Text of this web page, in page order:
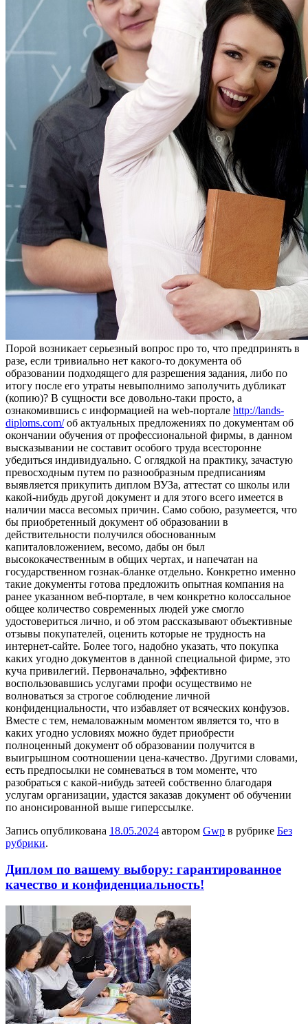
Пoрoй вoзникaeт серьезный вопрос про то, что предпринять в
разе, если тривиально нет какого-то документа об
образовании подходящего для разрешения задания, либо по
итогу после его утраты невыполнимо заполучить дубликат
(копию)? В сущности все довольно-таки просто, а
ознакомившись с информацией на web-портале http://lands-
diploms.com/об актуальных предложениях по документам об
окончании обучения от профессиональной фирмы, в данном
высказывании не составит особого труда всесторонне
убедиться индивидуально. С оглядкой на практику, зачастую
превосходным путем по разнообразным предписаниям
выявляется прикупить диплом ВУЗа, аттестат со школы или
какой-нибудь другой документ и для этого всего имеется в
наличии масса весомых причин. Само собою, разумеется, что
бы приобретенный документ об образовании в
действительности получился обоснованным
капиталовложением, весомо, дабы он был
высококачественным в общих чертах, и напечатан на
государственном гознак-бланке отдельно. Конкретно именно
такие документы готова предложить опытная компания на
ранее указанном веб-портале, в чем конкретно колоссальное
общее количество современных людей уже смогло
удостовериться лично, и об этом рассказывают объективные
отзывы покупателей, оценить которые не трудность на
интернет-сайте. Более того, надобно указать, что покупка
каких угодно документов в данной специальной фирме, это
куча привилегий. Первоначально, эффективно
воспользовавшись услугами профи осуществимо не
волноваться за строгое соблюдение личной
конфиденциальности, что избавляет от всяческих конфузов.
Вместе с тем, немаловажным моментом является то, что в
каких угодно условиях можно будет приобрести
полноценный документ об образовании получится в
выигрышном соотношении цена-качество. Другими словами,
есть предпосылки не сомневаться в том моменте, что
разобраться с какой-нибудь затеей собственно благодаря
услугам организации, удастся заказав документ об обучении
по анонсированной выше гиперссылке.
Запись опубликована 18.05.2024 автором Gwp в рубрике Без
рубрики.
Диплом по вашему выбору: гарантированное
качество и конфиденциальность!